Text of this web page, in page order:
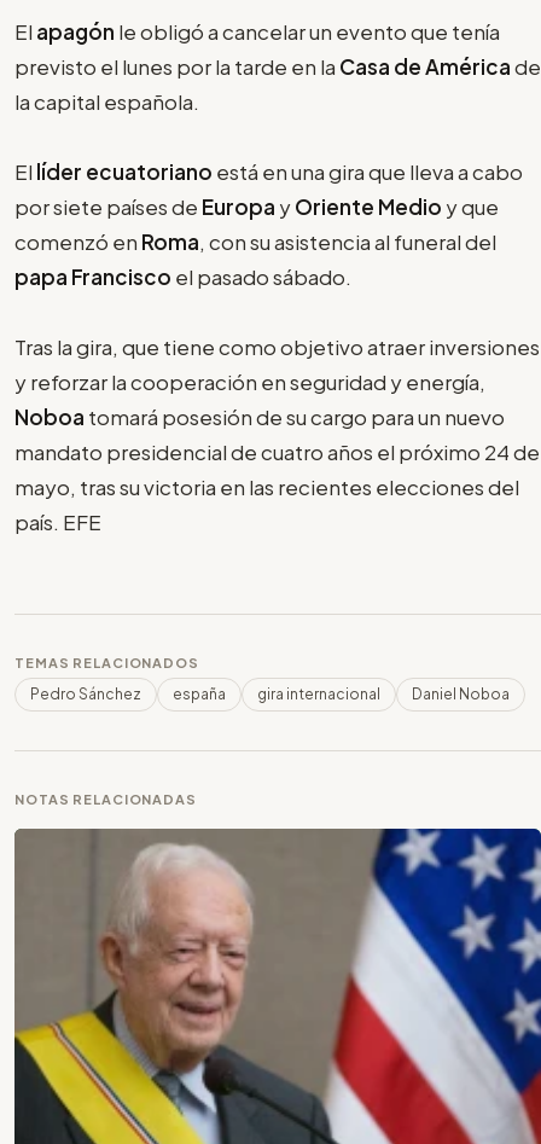
El apagón le obligó a cancelar un evento que tenía
previsto el lunes por la tarde en la Casa de Américade
la capital española.
El líder ecuatoriano está en una gira que lleva a cabo
por siete países de Europa yOriente Medio y que
comenzó en Roma, con su asistencia al funeral del
papa Francisco el pasado sábado.
Tras la gira, que tiene como objetivo atraer inversiones
y reforzar la cooperación en seguridad y energía,
Noboa tomará posesión de su cargo para un nuevo
mandato presidencial de cuatro años el próximo 24 de
mayo, tras su victoria en las recientes elecciones del
país. EFE
TEMAS RELACIONADOS
Pedro Sánchez españa gira internacional Daniel Noboa
NOTAS RELACIONADAS